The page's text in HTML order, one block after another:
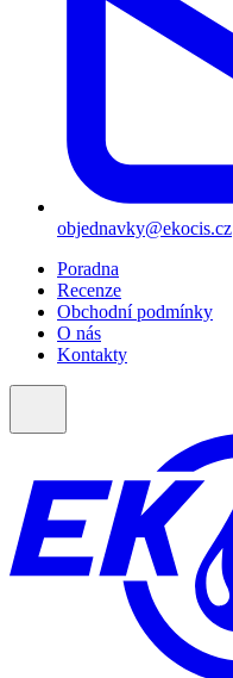
objednavky@ekocis.cz
Poradna
Recenze
Obchodní podmínky
O nás
Kontakty